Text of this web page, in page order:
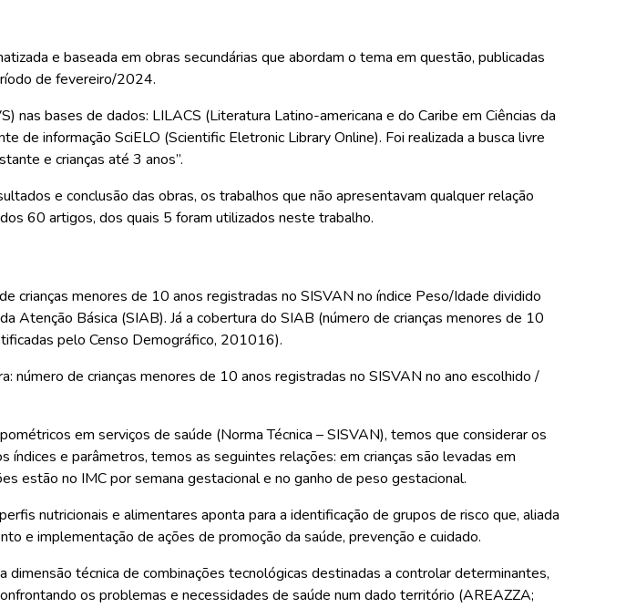
e baseada em obras secundárias que abordam o tema em questão, publicadas
de fevereiro/2024.
bases de dados: LILACS (Literatura Latino-americana e do Caribe em Ciências da
informação SciELO (Scientific Eletronic Library Online). Foi realizada a busca livre
e crianças até 3 anos”.
e conclusão das obras, os trabalhos que não apresentavam qualquer relação
60 artigos, dos quais 5 foram utilizados neste trabalho.
menores de 10 anos registradas no SISVAN no índice Peso/Idade dividido
Atenção Básica (SIAB). Já a cobertura do SIAB (número de crianças menores de 10
pelo Censo Demográfico, 201016).
número de crianças menores de 10 anos registradas no SISVAN no ano escolhido /
em serviços de saúde (Norma Técnica – SISVAN), temos que considerar os
e parâmetros, temos as seguintes relações: em crianças são levadas em
estão no IMC por semana gestacional e no ganho de peso gestacional.
nutricionais e alimentares aponta para a identificação de grupos de risco que, aliada
e implementação de ações de promoção da saúde, prevenção e cuidado.
técnica de combinações tecnológicas destinadas a controlar determinantes,
os problemas e necessidades de saúde num dado território (AREAZZA;